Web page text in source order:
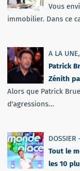
Vous
immobilier. Dans ce
A LA UNE,
Patrick
Zénith
Alors que Patrick
d'agressions...
DOSSIER
Tout le
les 10